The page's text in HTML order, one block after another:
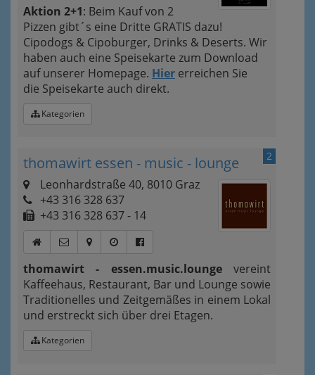
Aktion 2+1: Beim Kauf von 2
Pizzen gibt´s eine Dritte GRATIS dazu!
Cipodogs & Cipoburger, Drinks & Deserts. Wir
haben auch eine Speisekarte zum Download
auf unserer Homepage. Hier erreichen Sie
die Speisekarte auch direkt.
Kategorien
2
thomawirt essen - music - lounge
Leonhardstraße 40, 8010 Graz
+43 316 328 637
+43 316 328 637 - 14
thomawirt - essen.music.loungevereint
Kaffeehaus, Restaurant, Bar und Lounge sowie
Traditionelles und Zeitgemäßes in einem Lokal
und erstreckt sich über drei Etagen.
Kategorien